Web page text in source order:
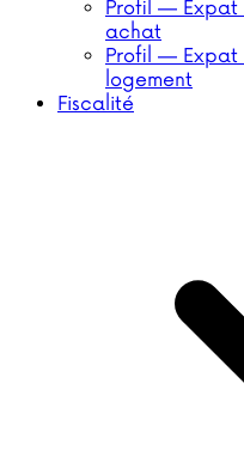
Profil —
achat
Profil — Expat
logement
Fiscalité